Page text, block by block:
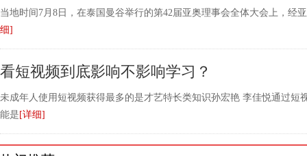
当地时间7月8日，在泰国曼谷举行的第42届亚奥理事会全体大会上，经
细]
看短视频到底影响不影响学习？
未成年人使用短视频获得最多的是才艺特长类知识孙宏艳 李佳悦通过
能是 [详细]